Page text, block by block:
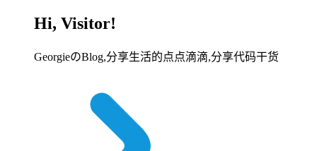
Hi, Visitor!
GeorgieのBlog,分享生活的点点滴滴,分享代码干货